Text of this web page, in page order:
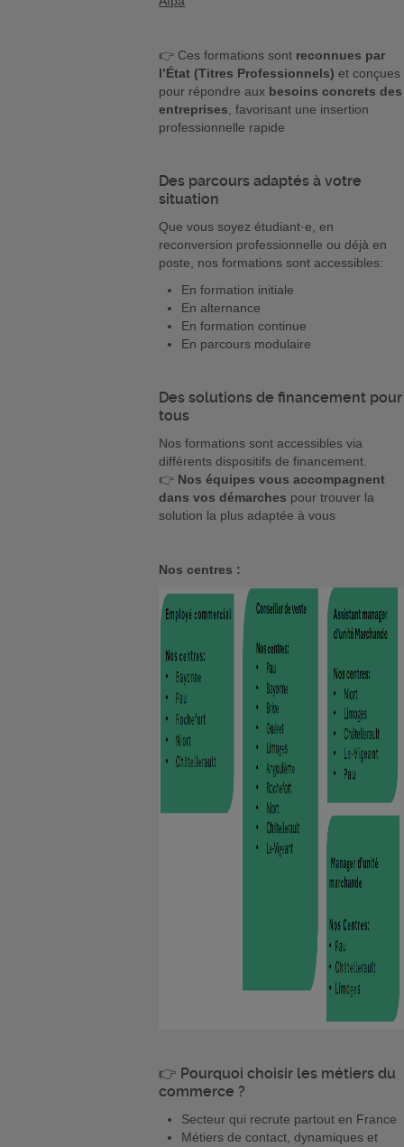
👉 Ces formations sont reconnues par
l’État (Titres Professionnels) et conçues
pour répondre aux besoins concrets des
entreprises , favorisant une insertion
professionnelle rapide
Des parcours adaptés à votre
situation
Que vous soyez étudiant·e, en
reconversion professionnelle ou déjà en
poste, nos formations sont accessibles:
En formation initiale
En alternance
En formation continue
En parcours modulaire
Des solutions de financement pour
tous
Nos formations sont accessibles via
différents dispositifs de financement.
👉 Nos équipes vous accompagnent
dans vos démarches pour trouver la
solution la plus adaptée à vous
Nos centres :
👉 Pourquoi choisir les métiers du
commerce ?
Secteur qui recrute partout en France
Métiers de contact, dynamiques et